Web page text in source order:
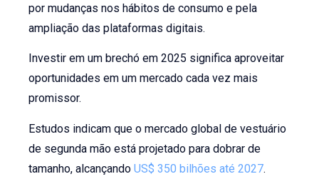
por mudanças nos hábitos de consumo e pela
ampliação das plataformas digitais.
Investir em um brechó em 2025 significa aproveitar
oportunidades em um mercado cada vez mais
promissor.
Estudos indicam que o mercado global de vestuário
de segunda mão está projetado para dobrar de
tamanho, alcançandoUS$ 350 bilhões até 2027.